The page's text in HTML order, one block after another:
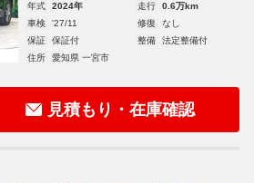
年式 2024年 走行
0.6万km
車検
'27/11 修復
なし
保証
保証付 整備
法定整備付
住所
愛知県 一宮市
見積もり・在庫確認